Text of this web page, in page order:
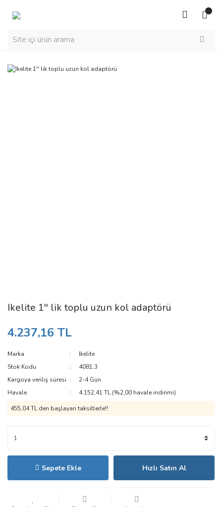
Ikelite 1'' lik toplu uzun kol adaptörü
4.237,16 TL
Marka
Ikelite
Stok Kodu
4081.3
Kargoya veriliş süresi
2-4 Gün
Havale
4.152,41 TL (%2,00 havale indirimi)
455,04 TL den başlayan taksitlerle!!
Sepete Ekle Hızlı Satın Al